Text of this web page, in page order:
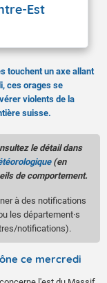
Est
touchent un axe allant
ces orages se
violents de la
suisse.
le détail dans
(en
de comportement.
à des notifications
les département·s
notifications).
ce mercredi